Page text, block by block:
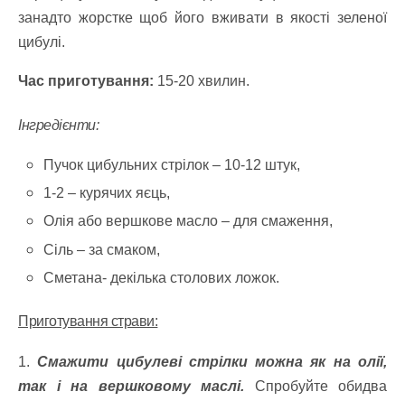
занадто жорстке щоб його вживати в якості зеленої
цибулі.
Час приготування: 15-20 хвилин.
Інгредієнти:
Пучок цибульних стрілок – 10-12 штук,
1-2 – курячих яєць,
Олія або вершкове масло – для смаження,
Сіль – за смаком,
Сметана- декілька столових ложок.
Приготування страви:
1.Смажити цибулеві стрілки можна як на олії,
так і на вершковому маслі. Спробуйте обидва